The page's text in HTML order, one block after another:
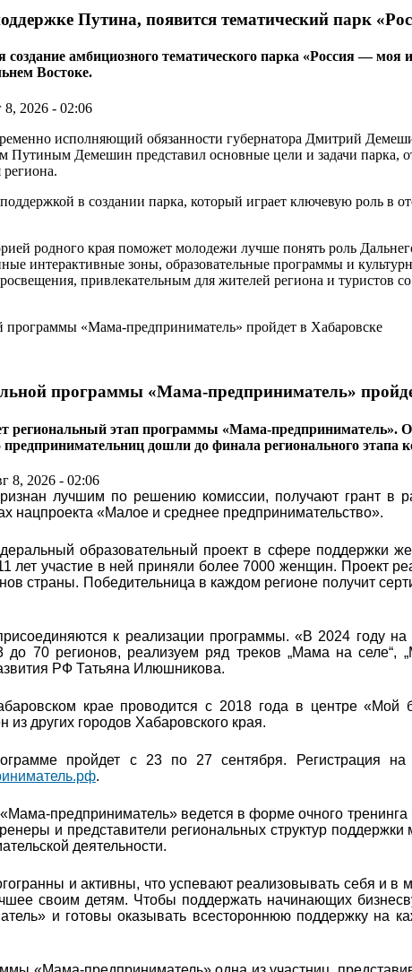
Путина, появится тематический парк
создание амбициозного тематического парка «Россия —
Востоке.
2026 - 02:06
исполняющий обязанности губернатора Дмитрий
Демешин представил основные цели и задачи парка,
в создании парка, который играет ключевую роль
родного края поможет молодежи лучше понять роль
интерактивные зоны, образовательные программы и
привлекательным для жителей региона и туристов
программы «Мама-предприниматель»
региональный этап программы «Мама-предприниматель».
предпринимательниц дошли до финала регионального этапа
8, 2026 - 02:06
лучшим по решению комиссии, получают грант в
нацпроекта «Малое и среднее предпринимательство».
образовательный проект в сфере поддержки
лет участие в ней приняли более 7000 женщин. Проект
страны. Победительница в каждом регионе получит
к реализации программы. «В 2024 году
70 регионов, реализуем ряд треков „Мама на селе“,
РФ Татьяна Илюшникова.
крае проводится с 2018 года в центре «Мой
из других городов Хабаровского края.
пройдет с 23 по 27 сентября. Регистрация
.
предприниматель» ведется в форме очного
и представители региональных структур
деятельности.
и активны, что успевают реализовывать себя и в
своим детям. Чтобы поддержать начинающих
и готовы оказывать всестороннюю поддержку на